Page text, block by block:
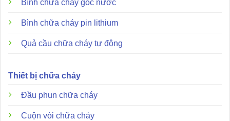
Đặc điểm và ưu điểm nổi bật
Bình chữa cháy gốc nước
Bình chữa cháy pin lithium
Quả cầu chữa cháy tự động
Thiết bị chữa cháy
Đầu phun chữa cháy
Cuộn vòi chữa cháy